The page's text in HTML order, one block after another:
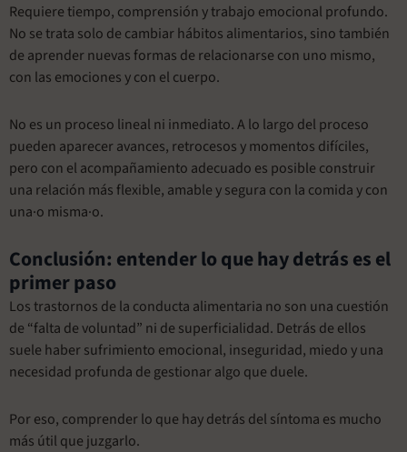
Requiere tiempo, comprensión y trabajo emocional profundo.
No se trata solo de cambiar hábitos alimentarios, sino también
de aprender nuevas formas de relacionarse con uno mismo,
con las emociones y con el cuerpo.
No es un proceso lineal ni inmediato. A lo largo del proceso
pueden aparecer avances, retrocesos y momentos difíciles,
pero con el acompañamiento adecuado es posible construir
una relación más flexible, amable y segura con la comida y con
una·o misma·o.
Conclusión: entender lo que hay detrás es el
primer paso
Los trastornos de la conducta alimentaria no son una cuestión
de “falta de voluntad” ni de superficialidad. Detrás de ellos
suele haber sufrimiento emocional, inseguridad, miedo y una
necesidad profunda de gestionar algo que duele.
Por eso, comprender lo que hay detrás del síntoma es mucho
más útil que juzgarlo.